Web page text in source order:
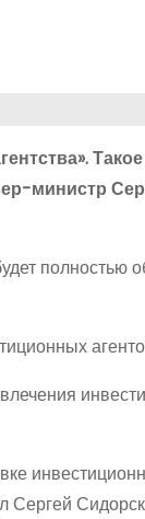
министр
полностью
Сергей